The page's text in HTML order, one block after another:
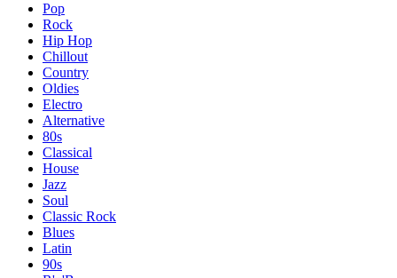
Pop
Rock
Hip Hop
Chillout
Country
Oldies
Electro
Alternative
80s
Classical
House
Jazz
Soul
Classic Rock
Blues
Latin
90s